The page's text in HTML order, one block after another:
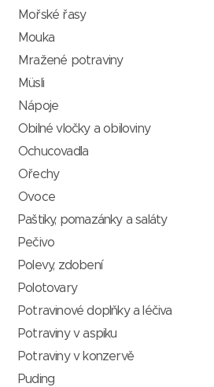
Mořské řasy
Mouka
Mražené potraviny
Müsli
Nápoje
Obilné vločky a obiloviny
Ochucovadla
Ořechy
Ovoce
Paštiky, pomazánky a saláty
Pečivo
Polevy, zdobení
Polotovary
Potravinové doplňky a léčiva
Potraviny v aspiku
Potraviny v konzervě
Puding